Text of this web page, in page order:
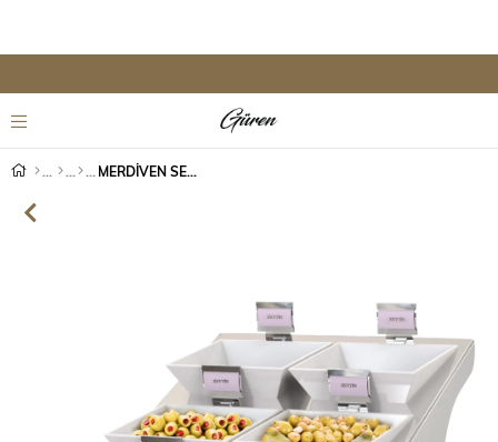
MERDİVEN SEA 3 KAT 6 YUVALI SATİNE